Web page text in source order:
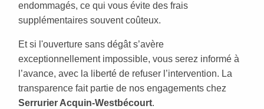
endommagés, ce qui vous évite des frais
supplémentaires souvent coûteux.
Et si l'ouverture sans dégât s’avère
exceptionnellement impossible, vous serez informé à
l’avance, avec la liberté de refuser l’intervention. La
transparence fait partie de nos engagements chez
Serrurier Acquin-Westbécourt.